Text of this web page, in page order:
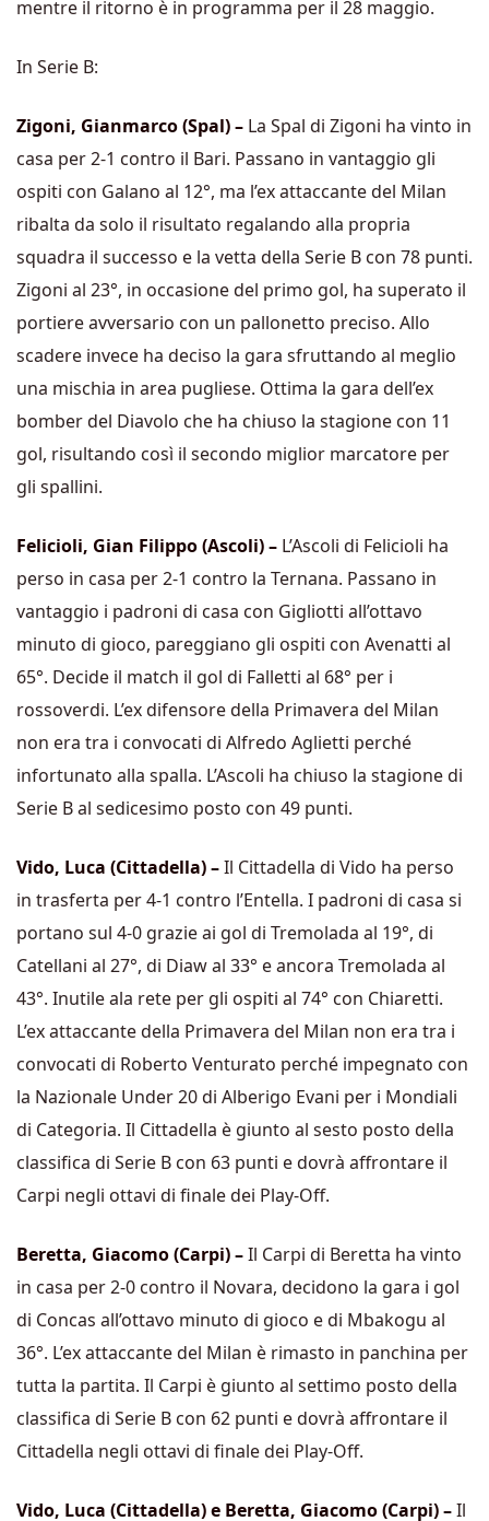
mentre il ritorno è in programma per il 28 maggio.
In Serie B:
Zigoni, Gianmarco (Spal) – La Spal di Zigoni ha vinto in
casa per 2-1 contro il Bari. Passano in vantaggio gli
ospiti con Galano al 12°, ma l’ex attaccante del Milan
ribalta da solo il risultato regalando alla propria
squadra il successo e la vetta della Serie B con 78 punti.
Zigoni al 23°, in occasione del primo gol, ha superato il
portiere avversario con un pallonetto preciso. Allo
scadere invece ha deciso la gara sfruttando al meglio
una mischia in area pugliese. Ottima la gara dell’ex
bomber del Diavolo che ha chiuso la stagione con 11
gol, risultando così il secondo miglior marcatore per
gli spallini.
Felicioli, Gian Filippo (Ascoli) – L’Ascoli di Felicioli ha
perso in casa per 2-1 contro la Ternana. Passano in
vantaggio i padroni di casa con Gigliotti all’ottavo
minuto di gioco, pareggiano gli ospiti con Avenatti al
65°. Decide il match il gol di Falletti al 68° per i
rossoverdi. L’ex difensore della Primavera del Milan
non era tra i convocati di Alfredo Aglietti perché
infortunato alla spalla. L’Ascoli ha chiuso la stagione di
Serie B al sedicesimo posto con 49 punti.
Vido, Luca (Cittadella) –Il Cittadella di Vido ha perso
in trasferta per 4-1 contro l’Entella. I padroni di casa si
portano sul 4-0 grazie ai gol di Tremolada al 19°, di
Catellani al 27°, di Diaw al 33° e ancora Tremolada al
43°. Inutile ala rete per gli ospiti al 74° con Chiaretti.
L’ex attaccante della Primavera del Milan non era tra i
convocati di Roberto Venturato perché impegnato con
la Nazionale Under 20 di Alberigo Evani per i Mondiali
di Categoria. Il Cittadella è giunto al sesto posto della
classifica di Serie B con 63 punti e dovrà affrontare il
Carpi negli ottavi di finale dei Play-Off.
Beretta, Giacomo (Carpi) –Il Carpi di Beretta ha vinto
in casa per 2-0 contro il Novara, decidono la gara i gol
di Concas all’ottavo minuto di gioco e di Mbakogu al
36°. L’ex attaccante del Milan è rimasto in panchina per
tutta la partita. Il Carpi è giunto al settimo posto della
classifica di Serie B con 62 punti e dovrà affrontare il
Cittadella negli ottavi di finale dei Play-Off.
Vido, Luca (Cittadella) e Beretta, Giacomo (Carpi) –Il